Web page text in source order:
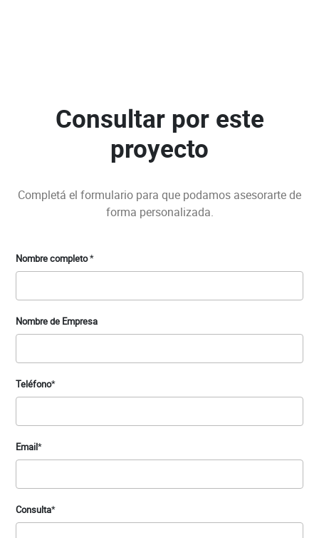
Consultar por este
proyecto
Completá el formulario para que podamos asesorarte de
forma personalizada.
Nombre completo*
Nombre de Empresa
Teléfono*
Email*
Consulta*